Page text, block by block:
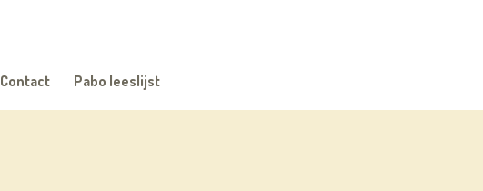
Contact Pabo leeslijst